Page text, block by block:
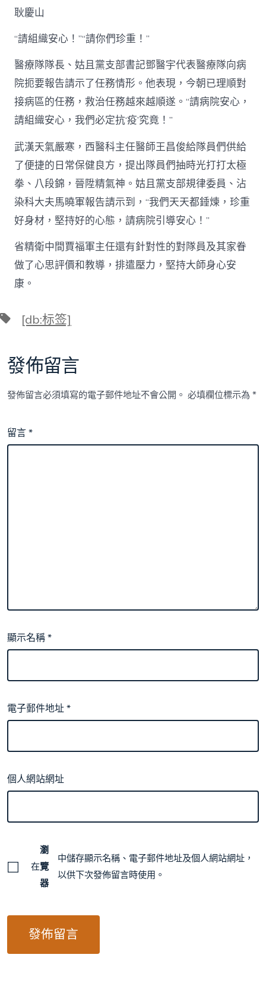
耿慶山
“請組織安心！”“請你們珍重！”
醫療隊隊長、姑且黨支部書記鄧醫宇代表醫療隊向病
院扼要報告請示了任務情形。他表現，今朝已理順對
接病區的任務，救治任務越來越順遂。“請病院安心，
請組織安心，我們必定抗‘疫’究竟！”
武漢天氣嚴寒，西醫科主任醫師王昌俊給隊員們供給
了便捷的日常保健良方，提出隊員們抽時光打打太極
拳、八段錦，晉陞精氣神。姑且黨支部規律委員、沾
染科大夫馬曉軍報告請示到，“我們天天都錘煉，珍重
好身材，堅持好的心態，請病院引導安心！”
省精衛中間賈福軍主任還有針對性的對隊員及其家眷
做了心思評價和教導，排遣壓力，堅持大師身心安
康。
標 [db:标签]
發佈留言
發佈留言必須填寫的電子郵件地址不會公開。 必填欄位標示為*
留言*
顯示名稱*
電子郵件地址*
個人網站網址
在
瀏
覽
器
中儲存顯示名稱、電子郵件地址及個人網站網址，
以供下次發佈留言時使用。